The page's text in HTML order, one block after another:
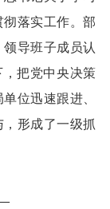
落实工作。部
导班子成员认
把党中央决策
位迅速跟进、
形成了一级抓